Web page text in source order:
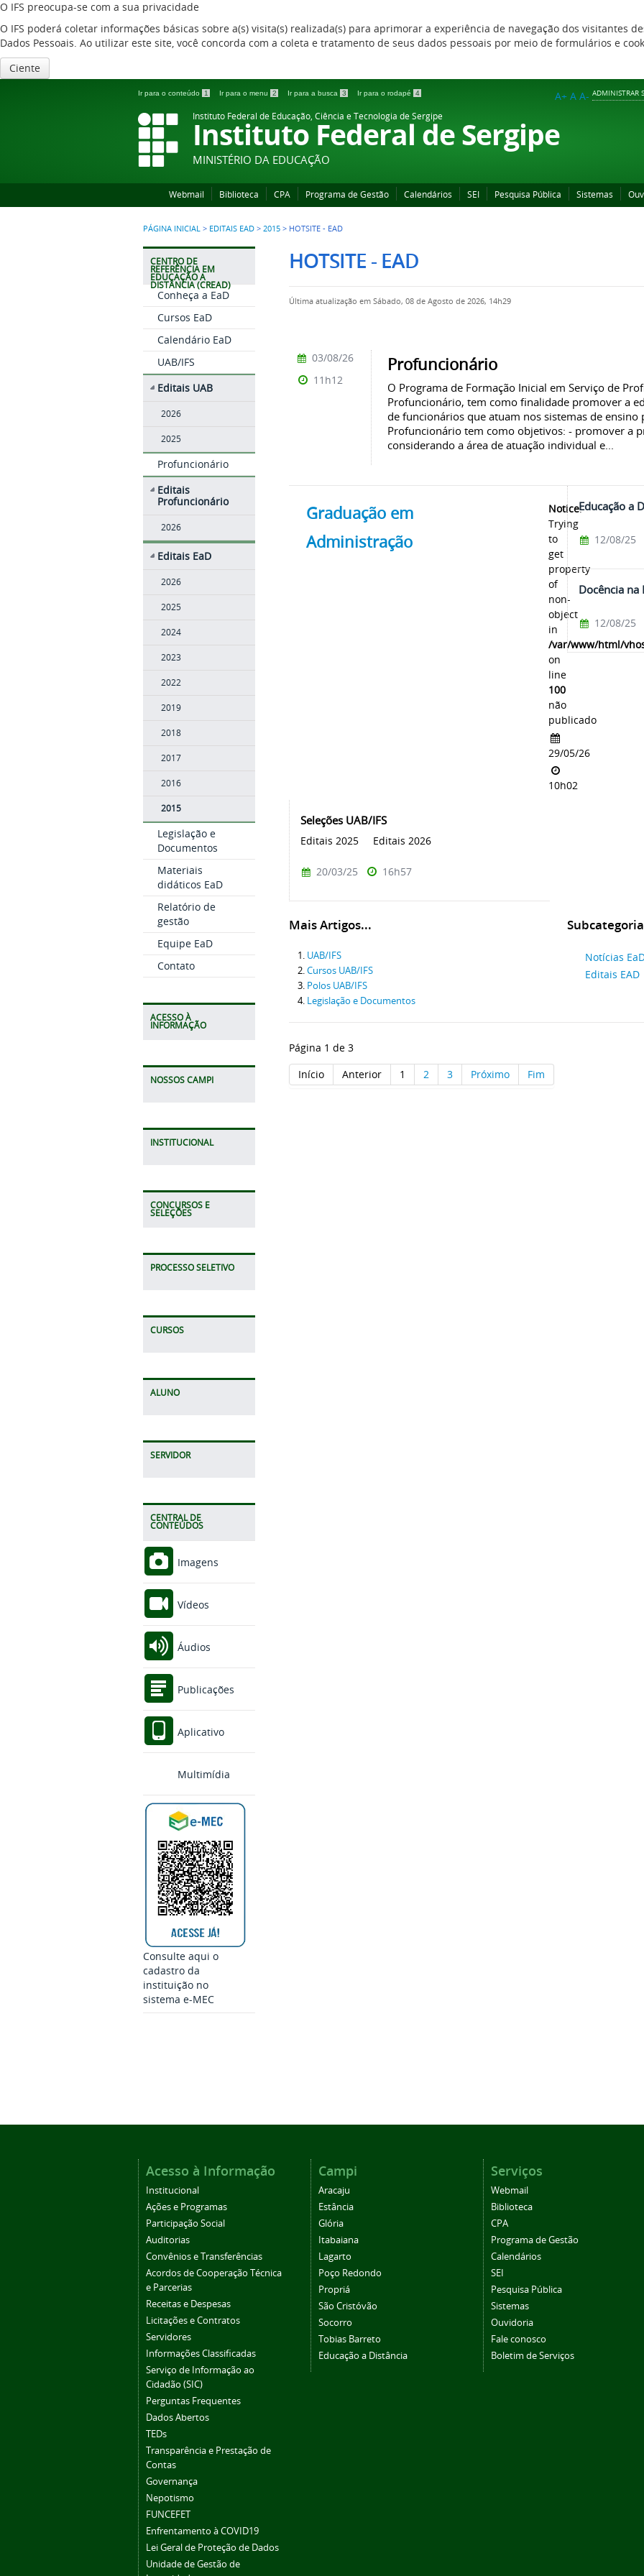
O IFS preocupa-se com a sua privacidade
O IFS poderá coletar informações básicas sobre a(s) visita(s) realizada(s) para aprimorar a experiência de navegação dos visitantes
Dados Pessoais. Ao utilizar este site, você concorda com a coleta e tratamento de seus dados pessoais por meio de formulários e
Ciente
Ir para o conteúdo 1 Ir para o menu 2 Ir para a busca 3 Ir para o rodapé 4 ADMINISTRAR
A+ A A-
Instituto Federal de Educação, Ciência e Tecnologia de Sergipe
Instituto Federal de Sergipe
MINISTÉRIO DA EDUCAÇÃO
Webmail Biblioteca CPA Programa de Gestão Calendários SEI Pesquisa Pública Sistemas
PÁGINA INICIAL > EDITAIS EAD > 2015 > HOTSITE - EAD
CENTRO DE
REFERÊNCIA EM
EDUCAÇÃO A
DISTÂNCIA (CREAD)
Conheça a EaD
Cursos EaD
Calendário EaD
UAB/IFS
Editais UAB
2026
2025
Profuncionário
Editais
Profuncionário
2026
Editais EaD
2026
2025
2024
2023
2022
2019
2018
2017
2016
2015
Legislação e
Documentos
Materiais
didáticos EaD
Relatório de
gestão
Equipe EaD
Contato
ACESSO À
INFORMAÇÃO
NOSSOS CAMPI
INSTITUCIONAL
CONCURSOS E
SELEÇÕES
PROCESSO SELETIVO
CURSOS
ALUNO
SERVIDOR
CENTRAL DE
CONTEÚDOS
Imagens
Vídeos
Áudios
Publicações
Aplicativo
Multimídia
Consulte aqui o
cadastro da
instituição no
sistema e-MEC
HOTSITE - EAD
Última atualização em Sábado, 08 de Agosto de 2026, 14h29
Profuncionário
O Programa de Formação Inicial em Serviço de
Profuncionário, tem como finalidade promover a
de funcionários que atuam nos sistemas de ensino
Profuncionário tem como objetivos: - promover a
considerando a área de atuação individual e...
03/08/26
11h12
Graduação em
Administração
Notice:
Trying
to
get
property
of
non-
object
in
/var/www/html/
on
line
100
não
publicado
29/05/26
10h02
Educação a
12/08/25
Docência na
12/08/25
Seleções UAB/IFS
Editais 2025 Editais 2026
20/03/25 16h57
Mais Artigos...
UAB/IFS
Cursos UAB/IFS
Polos UAB/IFS
Legislação e Documentos
Notícias
Editais EAD
Página 1 de 3
Início
Anterior 1 2 3 Próximo Fim
Acesso à Informação
Institucional
Ações e Programas
Participação Social
Auditorias
Convênios e Transferências
Acordos de Cooperação Técnica
e Parcerias
Receitas e Despesas
Licitações e Contratos
Servidores
Informações Classificadas
Serviço de Informação ao
Cidadão (SIC)
Perguntas Frequentes
Dados Abertos
TEDs
Transparência e Prestação de
Contas
Governança
Nepotismo
FUNCEFET
Enfrentamento à COVID19
Lei Geral de Proteção de Dados
Unidade de Gestão de
Campi
Aracaju
Estância
Glória
Itabaiana
Lagarto
Poço Redondo
Propriá
São Cristóvão
Socorro
Tobias Barreto
Educação a Distância
Serviços
Webmail
Biblioteca
CPA
Programa de Gestão
Calendários
SEI
Pesquisa Pública
Sistemas
Ouvidoria
Fale conosco
Boletim de Serviços